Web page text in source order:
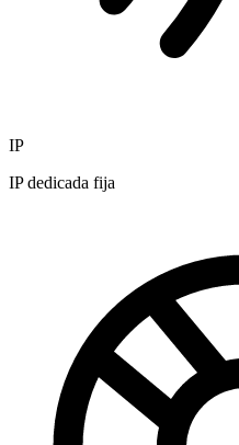
IP
IP dedicada fija